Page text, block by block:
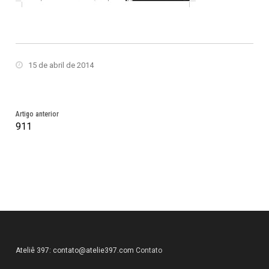
15 de abril de 2014
Artigo anterior
911
Ateliê 397: contato@atelie397.com Contato